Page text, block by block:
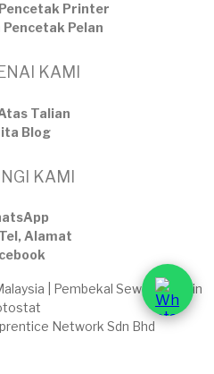
Printer
Pencetak Pelan
KAMI
Talian
Blog
KAMI
Alamat
| Pembekal Sewaan Mesin
Network Sdn Bhd